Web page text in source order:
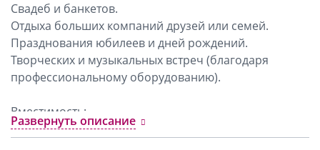
Свадеб и банкетов.
Отдыха больших компаний друзей или семей.
Празднования юбилеев и дней рождений.
Творческих и музыкальных встреч (благодаря
профессиональному оборудованию).
Вместимость:
на банкет до 30 гостей
Развернуть описание